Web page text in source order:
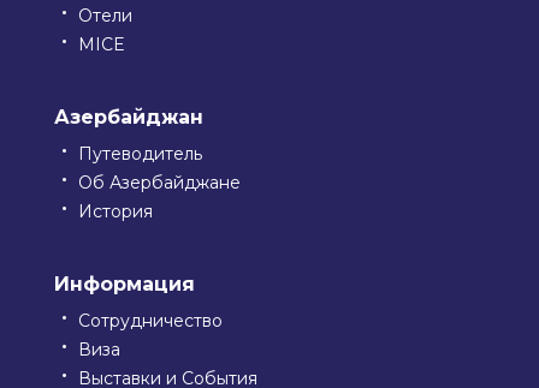
Отели
MICE
Азербайджан
Путеводитель
Об Азербайджане
История
Информация
Сотрудничество
Виза
Выставки и События